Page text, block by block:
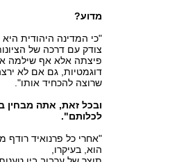
מדוע?
"כי המדינה היהודית
צודק עם דרכה של
פיצתה אלא אף שילמה
דוגמטיות, גם אם לא
שרוצה להכחיד אותו".
ובכל זאת, אתה מבחין
לכלותם".
"אחרי כל פרנואיד רודף
הוא, בעיקרו,